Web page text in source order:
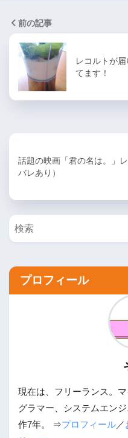
前の記事
レコルトが
てます！
話題の映画「君の名は。」
バレあり）
プロフィール
現在は、フリーランス。
グラマー、システムエン
作7年。 ⇒プロフィール／